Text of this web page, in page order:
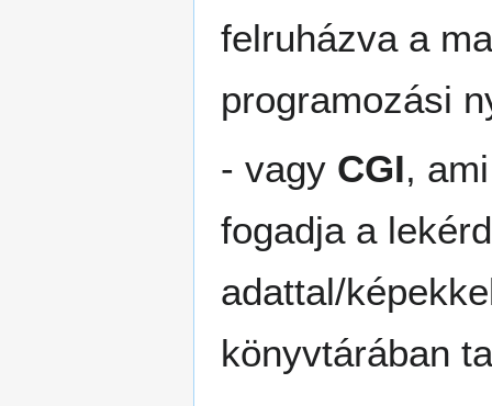
felruházva a
programozási
- vagy CGI,
fogadja a
adattal/
könyvtárában